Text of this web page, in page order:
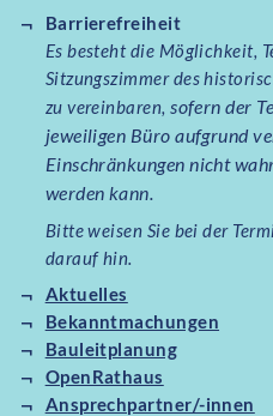
Barrierefreiheit
Es besteht die Möglichkeit,
Sitzungszimmer des
zu vereinbaren,sofern der
jeweiligen Büro aufgrund
Einschränkungen nicht
werden kann.
Bitte weisen Sie bei der
darauf hin.
Aktuelles
Bekanntmachungen
Bauleitplanung
OpenRathaus
Ansprechpartner/-innen